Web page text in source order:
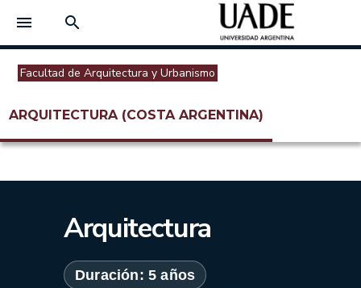
menu search
Facultad de Arquitectura y Urbanismo
ARQUITECTURA (COSTA ARGENTINA)
Arquitectura
Duración: 5 años